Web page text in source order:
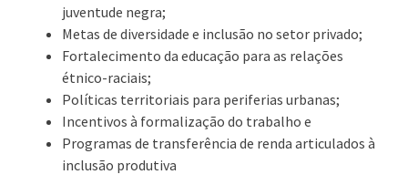
juventude negra;
Metas de diversidade e inclusão no setor privado;
Fortalecimento da educação para as relações
étnico-raciais;
Políticas territoriais para periferias urbanas;
Incentivos à formalização do trabalho e
Programas de transferência de renda articulados à
inclusão produtiva